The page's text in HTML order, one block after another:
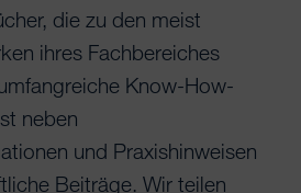
die zu den meist
ihres Fachbereiches
Know-How-
neben
und Praxishinweisen
Beiträge. Wir teilen